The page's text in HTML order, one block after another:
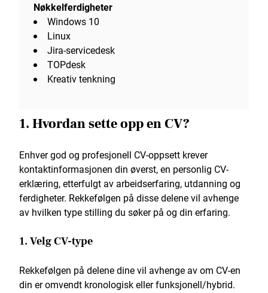
Nøkkelferdigheter
Windows 10
Linux
Jira-servicedesk
TOPdesk
Kreativ tenkning
1. Hvordan sette opp en CV?
Enhver god og profesjonell CV-oppsett krever
kontaktinformasjonen din øverst, en personlig CV-
erklæring, etterfulgt av arbeidserfaring, utdanning og
ferdigheter. Rekkefølgen på disse delene vil avhenge
av hvilken type stilling du søker på og din erfaring.
1. Velg CV-type
Rekkefølgen på delene dine vil avhenge av om CV-en
din er omvendt kronologisk eller funksjonell/hybrid.